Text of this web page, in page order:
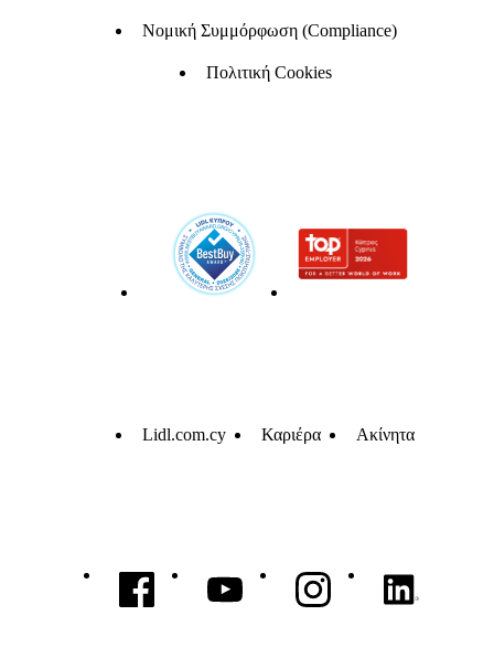
Νομική Συμμόρφωση (Compliance)
Πολιτική Cookies
Lidl.com.cy Καριέρα Ακίνητα